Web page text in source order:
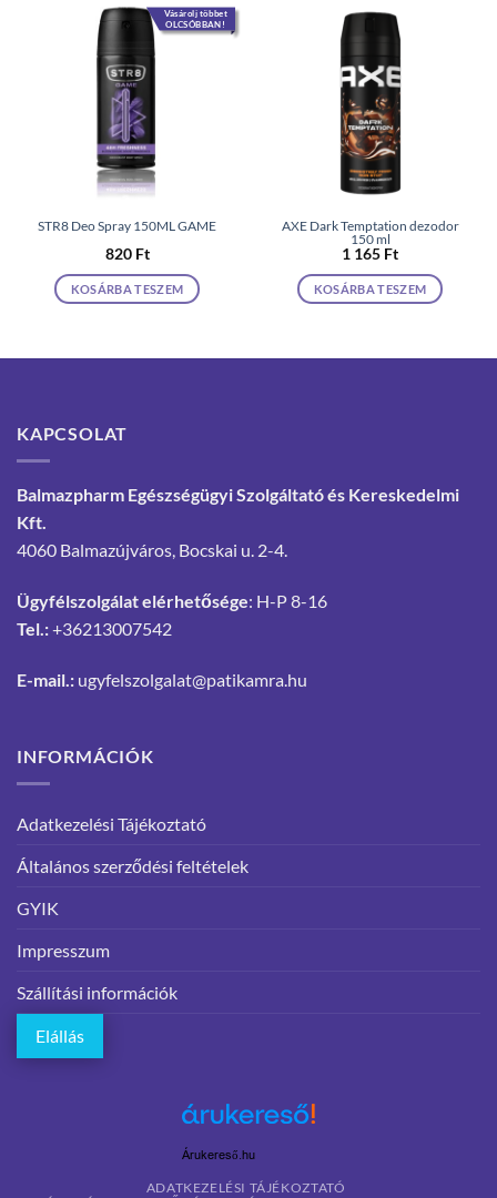
Vásárolj többet
OLCSÓBBAN!
STR8 Deo Spray 150ML GAME
820 Ft
KOSÁRBA TESZEM
AXE Dark Temptation dezodor
150 ml
1 165 Ft
KOSÁRBA TESZEM
KAPCSOLAT
Balmazpharm Egészségügyi Szolgáltató és Kereskedelmi
Kft.
4060 Balmazújváros, Bocskai u. 2-4.
Ügyfélszolgálat elérhetősége: H-P 8-16
Tel.:+36213007542
E-mail.: ugyfelszolgalat@patikamra.hu
INFORMÁCIÓK
Adatkezelési Tájékoztató
Általános szerződési feltételek
GYIK
Impresszum
Szállítási információk
Elállás
Árukereső.hu
ADATKEZELÉSI TÁJÉKOZTATÓ